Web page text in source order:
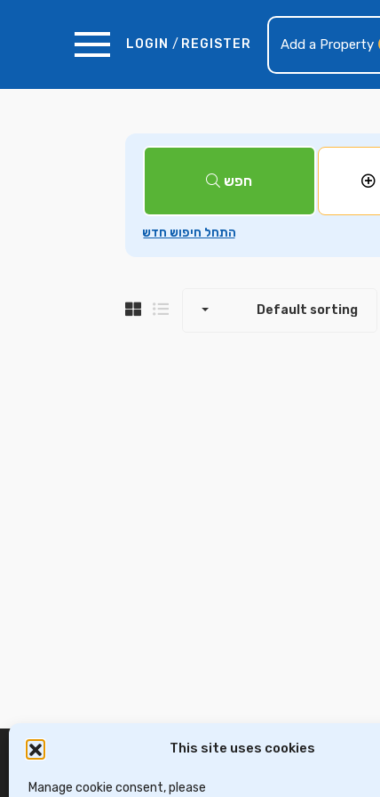
This site uses cookies
Manage cookie consent, please
LOGIN / REGISTER Add a Property
חפש
Default sorting